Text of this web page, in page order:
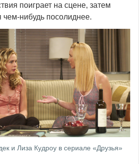
поиграет на сцене, затем
чем-нибудь посолиднее.
и Лиза Кудроу в сериале «Друзья»